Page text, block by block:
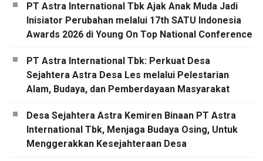
PT Astra International Tbk Ajak Anak Muda Jadi
Inisiator Perubahan melalui 17th SATU Indonesia
Awards 2026 di Young On Top National Conference
PT Astra International Tbk: Perkuat Desa
Sejahtera Astra Desa Les melalui Pelestarian
Alam, Budaya, dan Pemberdayaan Masyarakat
Desa Sejahtera Astra Kemiren Binaan PT Astra
International Tbk, Menjaga Budaya Osing, Untuk
Menggerakkan Kesejahteraan Desa